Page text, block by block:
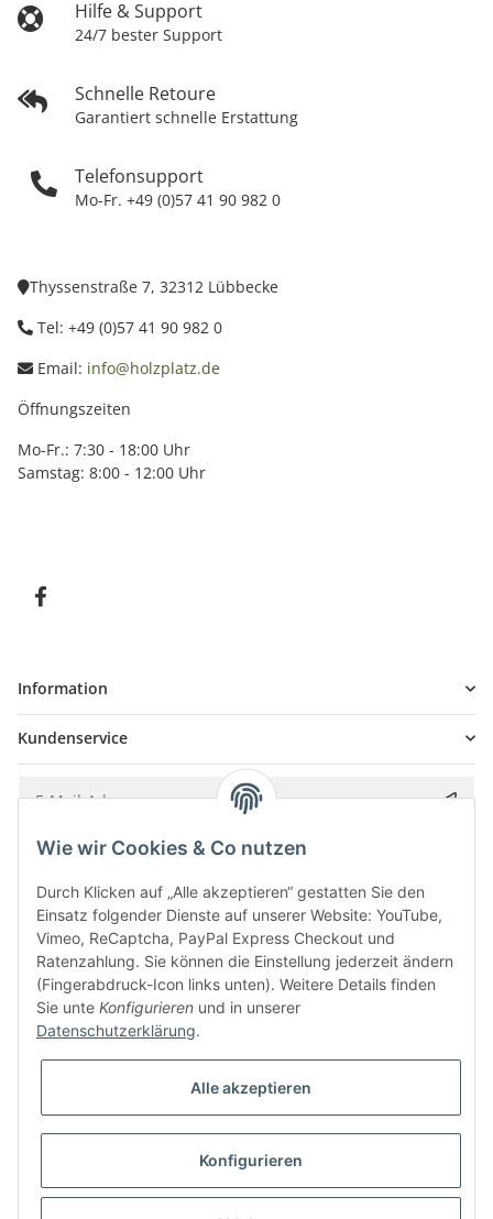
Hilfe & Support
24/7 bester Support
Schnelle Retoure
Garantiert schnelle Erstattung
Telefonsupport
Mo-Fr. +49 (0)57 41 90 982 0
Thyssenstraße 7, 32312 Lübbecke
Tel: +49 (0)57 41 90 982 0
Email: info@holzplatz.de
Öffnungszeiten
Mo-Fr.: 7:30 - 18:00 Uhr
Samstag: 8:00 - 12:00 Uhr
Information
Kundenservice
Bitte senden Sie mir entsprechend IhrerDatenschutzerklärung
* Alle Preise inkl. gesetzlicher USt., zzgl.
Besucherzähler: 5840632
UmsetzungVlarom E-Commerce Agentur| Powered byJTL-Shop|
Wie wir Cookies & Co nutzen
Durch Klicken auf „Alle akzeptieren“ gestatten Sie den
Einsatz folgender Dienste auf unserer Website: YouTube,
Vimeo, ReCaptcha, PayPal Express Checkout und
Ratenzahlung. Sie können die Einstellung jederzeit ändern
(Fingerabdruck-Icon links unten). Weitere Details finden
Sie unte Konfigurieren und in unserer
Datenschutzerklärung.
Alle akzeptieren
Konfigurieren